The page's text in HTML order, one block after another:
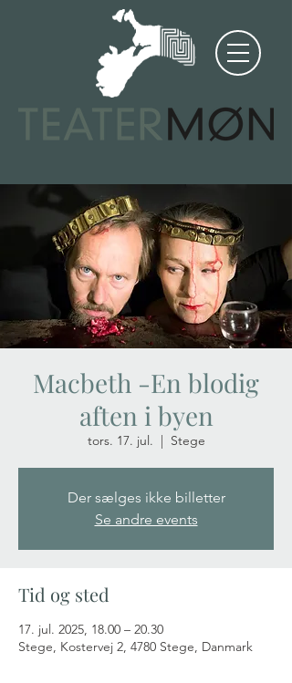
Macbeth -En blodig
aften i byen
tors. 17. jul.
  |
Stege
Der sælges ikke billetter
Se andre events
Tid og sted
17. jul. 2025, 18.00 – 20.30
Stege, Kostervej 2, 4780 Stege, Danmark